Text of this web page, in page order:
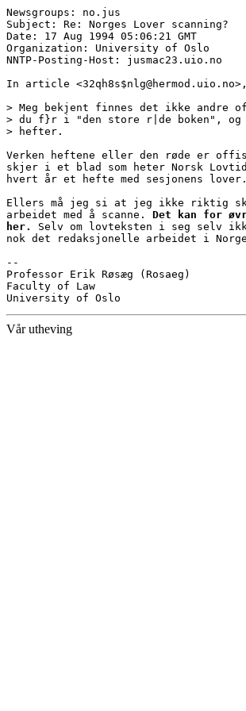
Newsgroups: no.jus
Subject: Re: Norges Lover scanning?
Date: 17 Aug 1994 05:06:21 GMT
Organization: University of Oslo
NNTP-Posting-Host: jusmac23.uio.no
In article
> Meg bekjent finnes det ikke andre
> du f}r i "den store r|de boken", og
> hefter.
Verken heftene eller den røde er
skjer i et blad som heter Norsk
hvert år et hefte med sesjonens lover.
Ellers må jeg si at jeg ikke riktig
arbeidet med å scanne. Det kan for
her.
Selv om lovteksten i seg selv
nok det redaksjonelle arbeidet i
--
Professor Erik Røsæg (Rosaeg)
Faculty of Law
Vår utheving